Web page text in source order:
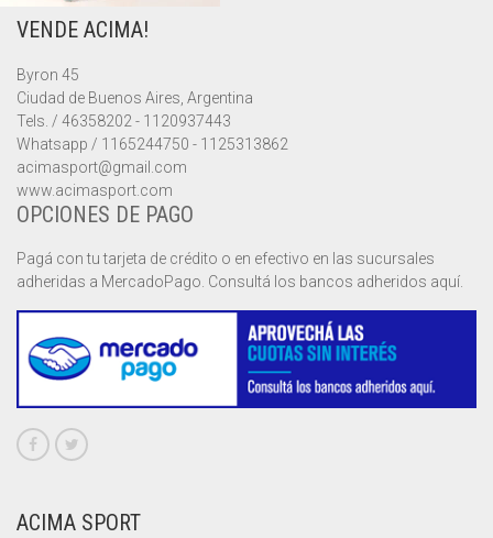
PANTALONES
REMERAS
MANGA CORTA
SIN MANGAS
SHORTS
SHORT DEPORTIVO
SHORT POLLERA
PANTALONES
REMERAS
SHORTS
CHALECOS
MUSCULOSAS
PANTALONES
SHORTS
VENDE ACIMA!
Byron 45
Ciudad de Buenos Aires, Argentina
Tels. / 46358202 - 1120937443
Whatsapp / 1165244750 - 1125313862
acimasport@gmail.com
www.acimasport.com
OPCIONES DE PAGO
Pagá con tu tarjeta de crédito o en efectivo en las sucursales
adheridas a MercadoPago. Consultá los bancos adheridos aquí.
ACIMA SPORT